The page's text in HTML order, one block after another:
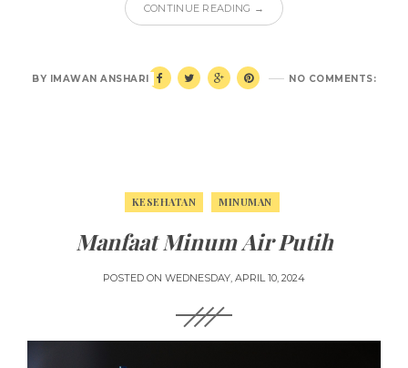
CONTINUE READING →
NO COMMENTS:
BY IMAWAN ANSHARI
KESEHATAN MINUMAN
Manfaat Minum Air Putih
POSTED ON WEDNESDAY, APRIL 10, 2024